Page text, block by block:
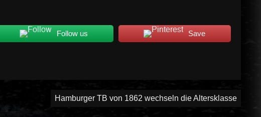
Follow us Save
Hamburger TB von 1862 wechseln die Altersklasse